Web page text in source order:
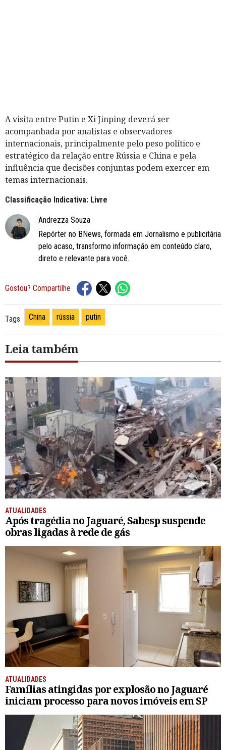
A visita entre Putin e Xi Jinping deverá ser
acompanhada por analistas e observadores
internacionais, principalmente pelo peso político e
estratégico da relação entre Rússia e China e pela
influência que decisões conjuntas podem exercer em
temas internacionais.
Classificação Indicativa: Livre
Andrezza Souza
Repórter no BNews, formada em Jornalismo e publicitária
pelo acaso, transformo informação em conteúdo claro,
direto e relevante para você.
Gostou? Compartilhe
Tags China rússia putin
Leia também
ATUALIDADES
Após tragédia no Jaguaré, Sabesp suspende
obras ligadas à rede de gás
ATUALIDADES
Famílias atingidas por explosão no Jaguaré
iniciam processo para novos imóveis em SP